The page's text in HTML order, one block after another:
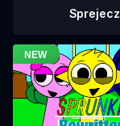
Sprejecz